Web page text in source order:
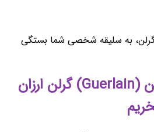
به سلیقه شخصی شما بستگی
از کجا عطر و ادکلن (Guerlain) گرلن ارزان